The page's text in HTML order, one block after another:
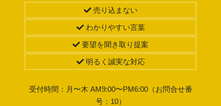
売り込まない
わかりやすい言葉
要望を聞き取り提案
明るく誠実な対応
受付時間：月〜木 AM9:00〜PM6:00（お問合せ番
号：10）